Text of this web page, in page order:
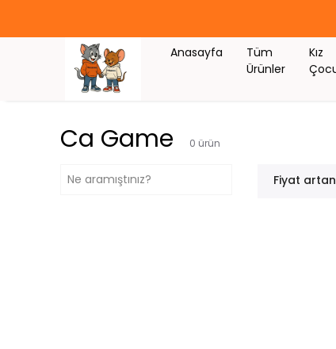
Anasayfa
Tüm
Ürünler
Kız
Ca Game 0 ürün
Fiyat artan